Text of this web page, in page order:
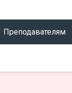
Преподавателям